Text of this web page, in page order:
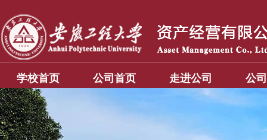
学校首页 公司首页 走进公司 公